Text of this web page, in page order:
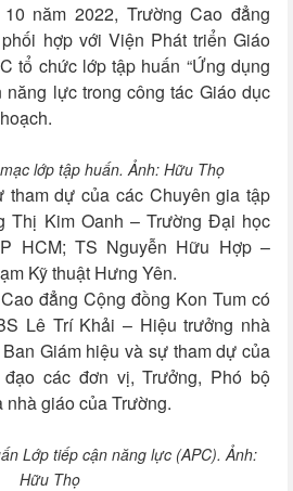
năm 2022, Trường Cao đẳng
hợp với Viện Phát triển Giáo
tổ chức lớp tập huấn “Ứng dụng
lực trong công tác Giáo dục
lớp tập huấn. Ảnh: Hữu Thọ
dự của các Chuyên gia tập
Thị Kim Oanh – Trường Đại học
HCM; TS Nguyễn Hữu Hợp –
Kỹ thuật Hưng Yên.
đẳng Cộng đồng Kon Tum có
Lê Trí Khải – Hiệu trưởng nhà
Giám hiệu và sự tham dự của
các đơn vị, Trưởng, Phó bộ
nhà giáo của Trường.
Lớp tiếp cận năng lực (APC). Ảnh:
Hữu Thọ